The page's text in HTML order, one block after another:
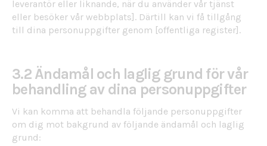
leverantör eller liknande, när du använder vår tjänst
eller besöker vår webbplats]. Därtill kan vi få tillgång
till dina personuppgifter genom [offentliga register].
3.2 Ändamål och laglig grund för vår
behandling av dina personuppgifter
Vi kan komma att behandla följande personuppgifter
om dig mot bakgrund av följande ändamål och laglig
grund: